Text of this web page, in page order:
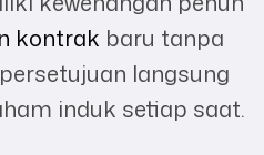
kontrak baru tanpa
langsung
induk setiap saat.